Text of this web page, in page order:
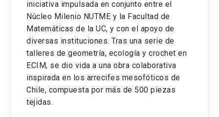
iniciativa impulsada en conjunto entre el
Núcleo Milenio NUTME y la Facultad de
Matemáticas de la UC, y con el apoyo de
diversas instituciones. Tras una serie de
talleres de geometría, ecología y crochet en
ECIM, se dio vida a una obra colaborativa
inspirada en los arrecifes mesofóticos de
Chile, compuesta por más de 500 piezas
tejidas.